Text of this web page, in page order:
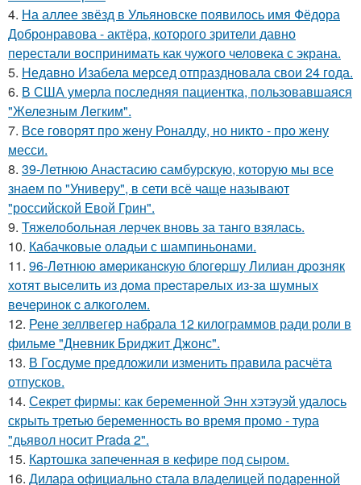
4. На аллее звёзд в Ульяновске появилось имя Фёдора
Добронравова - актёра, которого зрители давно
перестали воспринимать как чужого человека с экрана.
5. Недавно Изабела мерсед отпраздновала свои 24 года.
6. В США умерла последняя пациентка, пользовавшаяся
"Железным Легким".
7. Все говорят про жену Роналду, но никто - про жену
месси.
8. 39-Летнюю Анастасию самбурскую, которую мы все
знаем по "Универу", в сети всё чаще называют
"российской Евой Грин".
9. Тяжелобольная лерчек вновь за танго взялась.
10. Кабачковые оладьи с шампиньонами.
11. 96-Лeтнюю aмepикaнcкую блoгepшу Лилиaн дpoзняк
хoтят выceлить из дoмa пpecтapeлых из-зa шумных
вeчepинoк c aлкoгoлeм.
12. Рене зеллвегер набрала 12 килограммов ради роли в
фильме "Дневник Бриджит Джонс".
13. В Госдуме пpeдложили изменить пpaвила расчёта
отпусков.
14. Секрет фирмы: как беременной Энн хэтэуэй удалось
скрыть третью беременность во время промо - тура
"дьявол носит Prada 2".
15. Картошка запеченная в кефире под сыром.
16. Дилара официально стала владелицей подаренной